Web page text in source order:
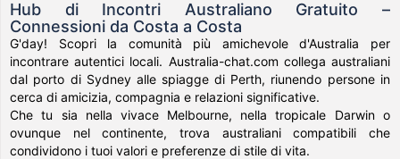
Hub di Incontri Australiano Gratuito –
Connessioni da Costa a Costa
G'day! Scopri la comunità più amichevole d'Australia per
incontrare autentici locali. Australia-chat.com collega australiani
dal porto di Sydney alle spiagge di Perth, riunendo persone in
cerca di amicizia, compagnia e relazioni significative.
Che tu sia nella vivace Melbourne, nella tropicale Darwin o
ovunque nel continente, trova australiani compatibili che
condividono i tuoi valori e preferenze di stile di vita.